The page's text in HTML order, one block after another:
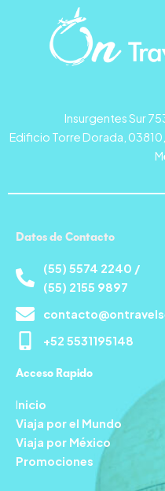
Insurgentes Sur
Edificio Torre Dorada,
Datos de Contacto
(55) 5574 2240 /
(55) 2155 9897
+52 5531195148
Acceso Rapido
Inicio
Viaja por el Mundo
Viaja por México
Promociones